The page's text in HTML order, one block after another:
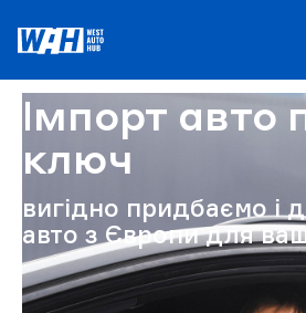
Імпорт авто
ключ
вигідно придбаємо і
авто з Європи для